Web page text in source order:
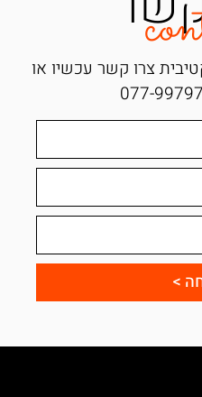
צרו קשר עכשיו או
077-
>